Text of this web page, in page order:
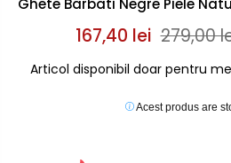
Ghete Barbati Negre Piele
167,40 lei 279,00
Articol disponibil doar pentru
Acest produs are